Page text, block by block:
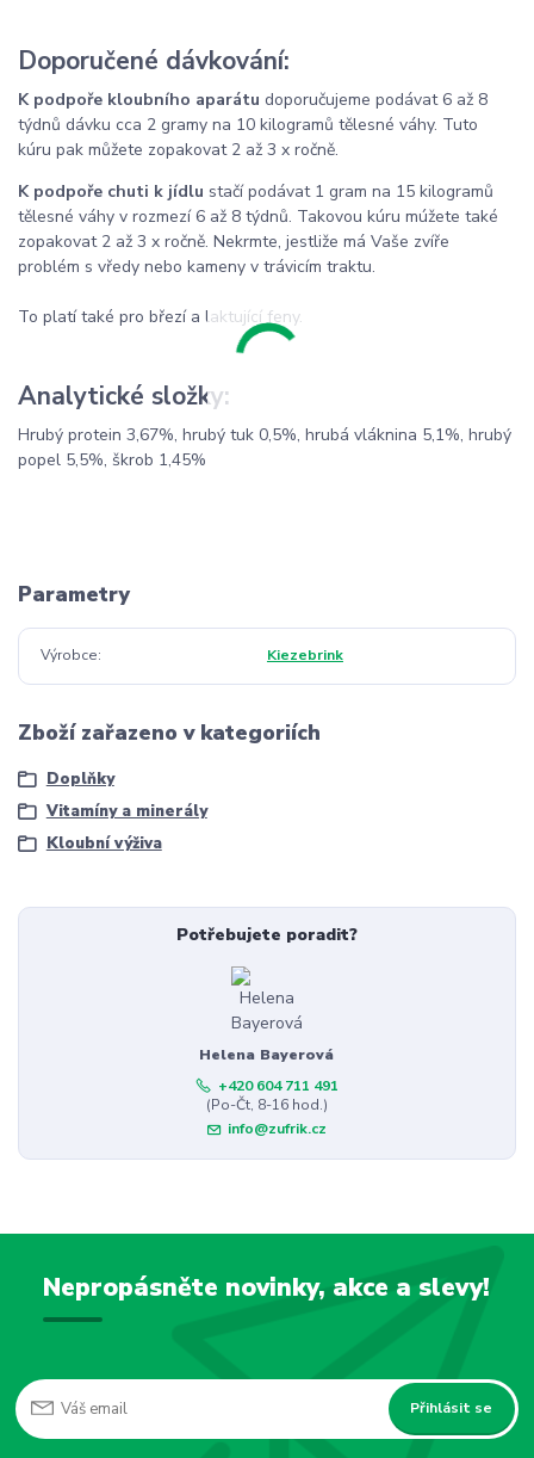
Doporučené dávkování:
K podpoře kloubního aparátu doporučujeme podávat 6 až 8
týdnů dávku cca 2 gramy na 10 kilogramů tělesné váhy. Tuto
kúru pak můžete zopakovat 2 až 3 x ročně.
K podpoře chuti k jídlu stačí podávat 1 gram na 15 kilogramů
tělesné váhy v rozmezí 6 až 8 týdnů. Takovou kúru múžete také
zopakovat 2 až 3 x ročně. Nekrmte, jestliže má Vaše zvíře
problém s vředy nebo kameny v trávicím traktu.
To platí také pro březí a laktující feny.
Analytické složky:
Hrubý protein 3,67%, hrubý tuk 0,5%, hrubá vláknina 5,1%, hrubý
popel 5,5%, škrob 1,45%
Parametry
Výrobce Kiezebrink
Zboží zařazeno v kategoriích
Doplňky
Vitamíny a minerály
Kloubní výživa
Potřebujete poradit?
Helena Bayerová
+420 604 711 491
(Po-Čt, 8-16 hod.)
info@zufrik.cz
Nepropásněte novinky, akce a slevy!
Přihlásit se